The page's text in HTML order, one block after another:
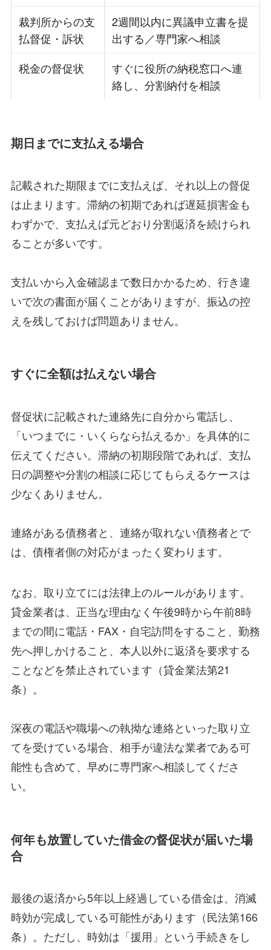
裁判所からの支
払督促・訴状
2週間以内に異議申立書を提
出する／専門家へ相談
税金の督促状
すぐに役所の納税窓口へ連
絡し、分割納付を相談
期日までに支払える場合
記載された期限までに支払えば、それ以上の督促
は止まります。滞納の初期であれば遅延損害金も
わずかで、支払えば元どおり分割返済を続けられ
ることが多いです。
支払いから入金確認まで数日かかるため、行き違
いで次の書面が届くことがありますが、振込の控
えを残しておけば問題ありません。
すぐに全額は払えない場合
督促状に記載された連絡先に自分から電話し、
「いつまでに・いくらなら払えるか」を具体的に
伝えてください。滞納の初期段階であれば、支払
日の調整や分割の相談に応じてもらえるケースは
少なくありません。
連絡がある債務者と、連絡が取れない債務者とで
は、債権者側の対応がまったく変わります。
なお、取り立てには法律上のルールがあります。
貸金業者は、正当な理由なく午後9時から午前8時
までの間に電話・FAX・自宅訪問をすること、勤務
先へ押しかけること、本人以外に返済を要求する
ことなどを禁止されています（貸金業法第21
条）。
深夜の電話や職場への執拗な連絡といった取り立
てを受けている場合、相手が違法な業者である可
能性も含めて、早めに専門家へ相談してくださ
い。
何年も放置していた借金の督促状が届いた場
合
最後の返済から5年以上経過している借金は、消滅
時効が完成している可能性があります（民法第166
条）。ただし、時効は「援用」という手続きをし